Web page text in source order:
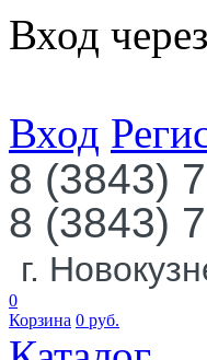
Вход
Вход
8 (3843)
8 (3843)
г.
0
Корзина 0 руб.